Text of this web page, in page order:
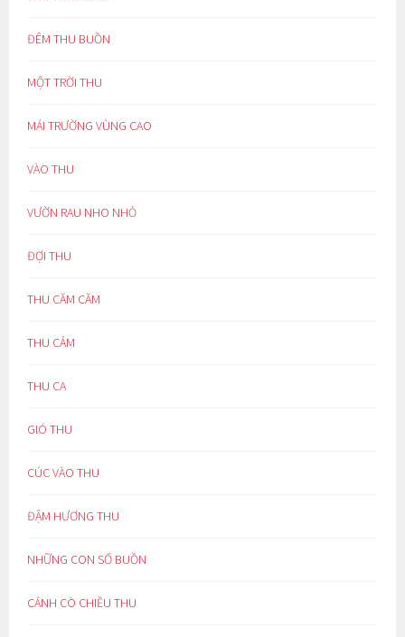
ĐÊM THU BUỒN
MỘT TRỜI THU
MÁI TRƯỜNG VÙNG CAO
VÀO THU
VƯỜN RAU NHO NHỎ
ĐỢI THU
THU CĂM CĂM
THU CẢM
THU CA
GIÓ THU
CÚC VÀO THU
ĐẬM HƯƠNG THU
NHỮNG CON SỐ BUỒN
CÁNH CÒ CHIỀU THU